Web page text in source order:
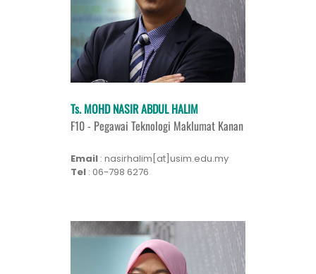
Ts. MOHD NASIR ABDUL HALIM
F10 - Pegawai Teknologi Maklumat Kanan
Email : nasirhalim[at]usim.edu.my
Tel : 06-798 6276